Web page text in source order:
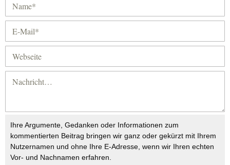
Ihre Argumente, Gedanken oder Informationen zum
kommentierten Beitrag bringen wir ganz oder gekürzt mit Ihrem
Nutzernamen und ohne Ihre E-Adresse, wenn wir Ihren echten
Vor- und Nachnamen erfahren.